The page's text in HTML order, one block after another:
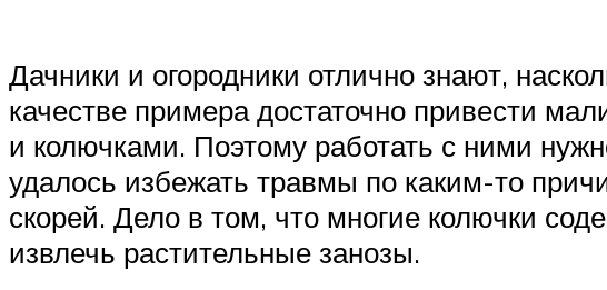
Дачники и огородники отлично знают,
качестве примера достаточно привести
и колючками. Поэтому работать с ними
удалось избежать травмы по каким-то
скорей. Дело в том, что многие колючки
извлечь растительные занозы.